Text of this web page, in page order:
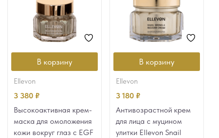
В корзину
ellevon
3 380 ₽
Высокоактивная крем-
маска для омоложения
кожи вокруг глаз с EGF
В корзину
ellevon
3 180 ₽
Антивозрастной крем
для лица с муцином
улитки Ellevon Snail